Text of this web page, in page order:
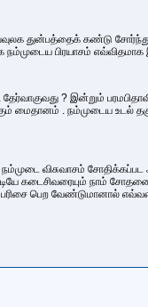
துன்பத்தைக் கண்டு சோர்ந்து
நம்முடைய பிரயாசம்
தேர்வாகுவது ? இன்றும்
மைதானம் . நம்முடைய உடல்
விசுவாசம்
கடைசிவரையும் நாம் சோதனை
பரிசை பெற வேண்டுமானால்